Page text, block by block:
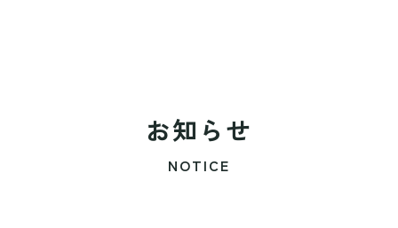
お知らせ
NOTICE